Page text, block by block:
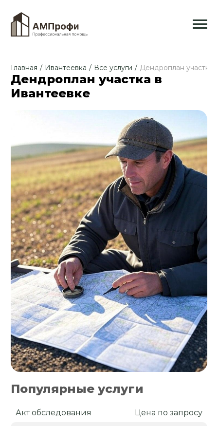
Главная / Ивантеевка / Все услуги / Дендроплан участка
Дендроплан участка в
Ивантеевке
Популярные услуги
Акт обследования Цена по запросу